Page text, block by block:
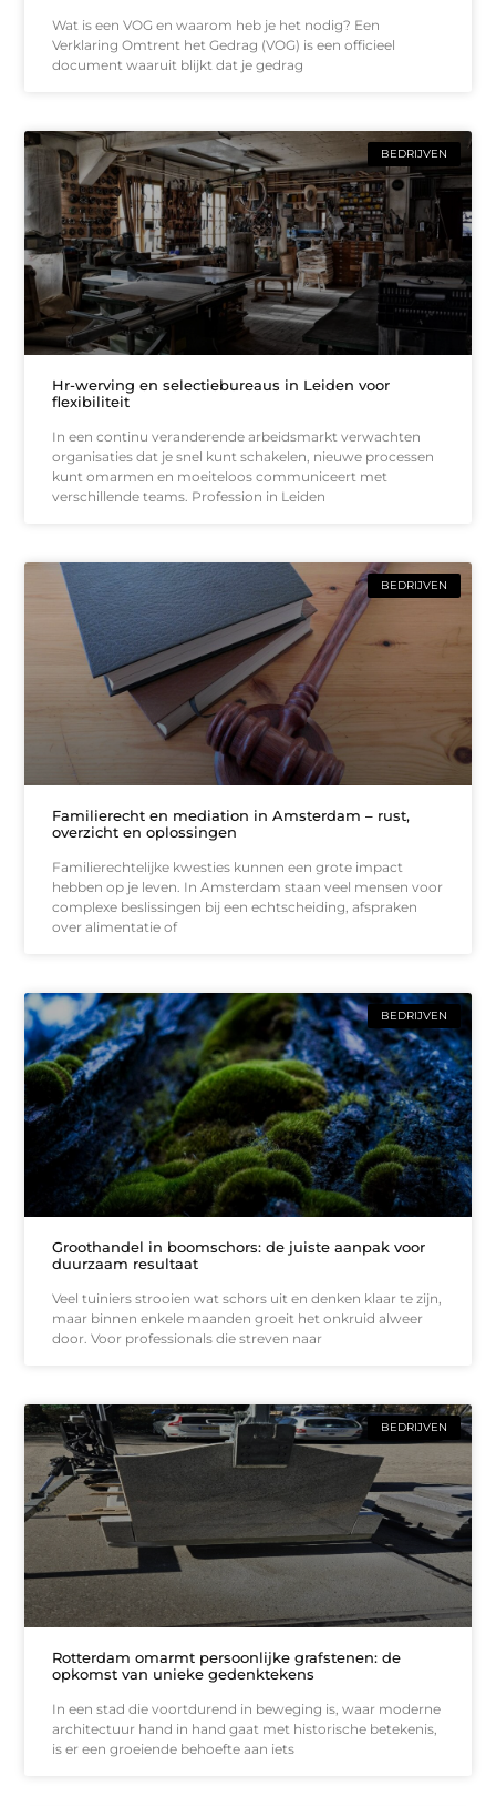
Wat is een VOG en waarom heb je het nodig? Een
Verklaring Omtrent het Gedrag (VOG) is een officieel
document waaruit blijkt dat je gedrag
BEDRIJVEN
Hr-werving en selectiebureaus in Leiden voor
flexibiliteit
In een continu veranderende arbeidsmarkt verwachten
organisaties dat je snel kunt schakelen, nieuwe processen
kunt omarmen en moeiteloos communiceert met
verschillende teams. Profession in Leiden
BEDRIJVEN
Familierecht en mediation in Amsterdam – rust,
overzicht en oplossingen
Familierechtelijke kwesties kunnen een grote impact
hebben op je leven. In Amsterdam staan veel mensen voor
complexe beslissingen bij een echtscheiding, afspraken
over alimentatie of
BEDRIJVEN
Groothandel in boomschors: de juiste aanpak voor
duurzaam resultaat
Veel tuiniers strooien wat schors uit en denken klaar te zijn,
maar binnen enkele maanden groeit het onkruid alweer
door. Voor professionals die streven naar
BEDRIJVEN
Rotterdam omarmt persoonlijke grafstenen: de
opkomst van unieke gedenktekens
In een stad die voortdurend in beweging is, waar moderne
architectuur hand in hand gaat met historische betekenis,
is er een groeiende behoefte aan iets